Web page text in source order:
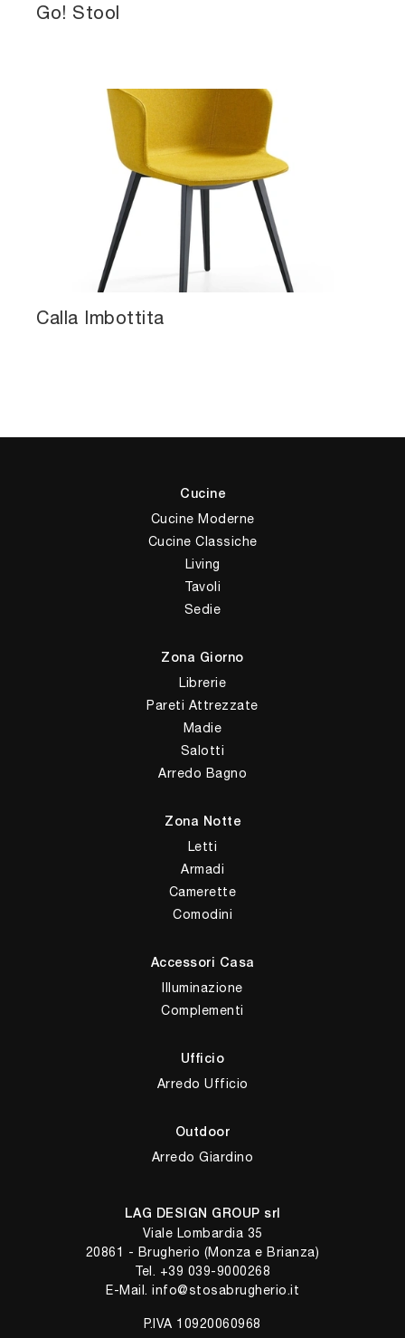
Go! Stool
Calla Imbottita
Cucine
Cucine Moderne
Cucine Classiche
Living
Tavoli
Sedie
Zona Giorno
Librerie
Pareti Attrezzate
Madie
Salotti
Arredo Bagno
Zona Notte
Letti
Armadi
Camerette
Comodini
Accessori Casa
Illuminazione
Complementi
Ufficio
Arredo Ufficio
Outdoor
Arredo Giardino
LAG DESIGN GROUP srl
Viale Lombardia 35
20861 - Brugherio (Monza e Brianza)
Tel. +39 039-9000268
E-Mail. info@stosabrugherio.it
P.IVA 10920060968